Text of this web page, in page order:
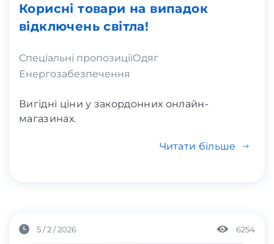
Корисні товари на випадок
відключень світла!
Спеціальні пропозиціїОдяг
Енергозабезпечення
Вигідні ціни у закордонних онлайн-
магазинах.
Читати більше
5 / 2 / 2026 6254